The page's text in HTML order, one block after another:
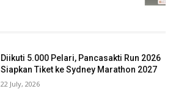
Diikuti 5.000 Pelari, Pancasakti Run 2026
Siapkan Tiket ke Sydney Marathon 2027
22 July, 2026